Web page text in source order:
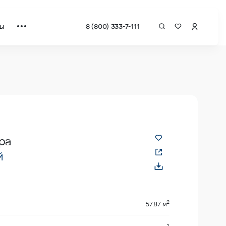
8 (800) 333-7-111
57.87 м2